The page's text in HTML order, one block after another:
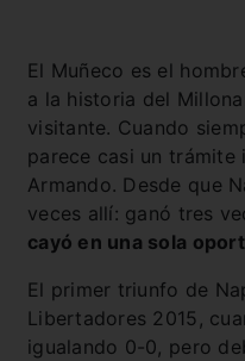
El Muñeco es el
a la historia del
visitante. Cuando
parece casi un
Armando. Desde que
veces allí: ganó tres
cayó en una sola
El primer triunfo de
Libertadores 2015,
igualando 0-0, pero